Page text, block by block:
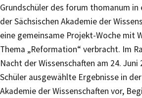
Grundschüler des forum thomanum
der Sächsischen Akademie der
eine gemeinsame Projekt-Woche mit
Thema „Reformation“ verbracht. Im
Nacht der Wissenschaften am 24.
Schüler ausgewählte Ergebnisse in
Akademie der Wissenschaften vor,